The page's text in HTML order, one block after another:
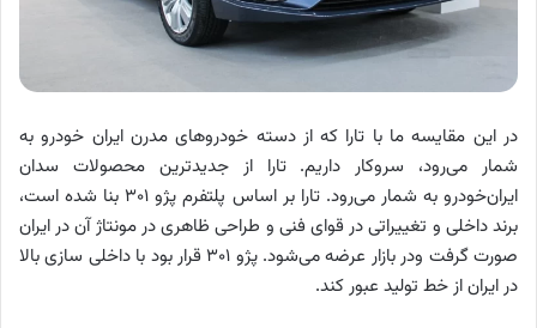
در این مقایسه ما با تارا که از دسته خودروهای مدرن ایران خودرو به
شمار می‌رود، سروکار داریم. تارا از جدیدترین محصولات سدان
ایران‌خودرو به شمار می‌رود. تارا بر اساس پلتفرم پژو ۳۰۱ بنا شده است،
برند داخلی و تغییراتی در قوای فنی و طراحی ظاهری در مونتاژ آن در ایران
صورت گرفت ودر بازار عرضه می‌شود. پژو ۳۰۱ قرار بود با داخلی سازی بالا
در ایران از خط تولید عبور کند.